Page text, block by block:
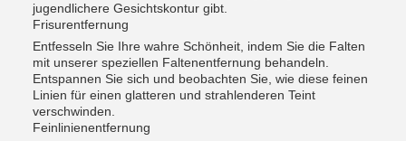
jugendlichere Gesichtskontur gibt.
Frisurentfernung
Entfesseln Sie Ihre wahre Schönheit, indem Sie die Falten
mit unserer speziellen Faltenentfernung behandeln.
Entspannen Sie sich und beobachten Sie, wie diese feinen
Linien für einen glatteren und strahlenderen Teint
verschwinden.
Feinlinienentfernung